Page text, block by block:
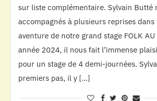
sur liste complémentaire. Sylvain Butté
accompagnés à plusieurs reprises dans
aventure de notre grand stage FOLK AU
année 2024, il nous fait l’immense
pour un stage de 4 demi-journées.
premiers pas, il y […]